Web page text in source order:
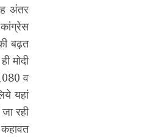
अंतर
बढ़त
मोदी
व
यहां
रही